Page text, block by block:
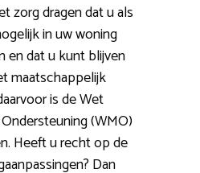
zorg dragen dat u als
in uw woning
en dat u kunt blijven
maatschappelijk
is de Wet
(WMO)
Heeft u recht op de
Dan